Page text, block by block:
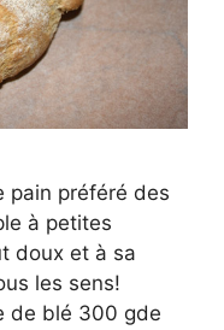
pain préféré des
à petites
doux et à sa
les sens!
de blé 300 gde